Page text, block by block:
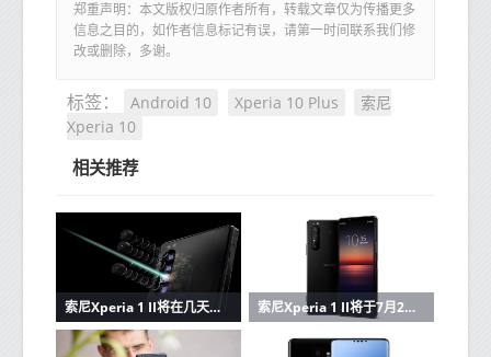
郑重声明：本文版权归原作者所有，转载文章仅为传播更多
信息之目的，如作者信息标记有误，请第一时间联系我们修
改或删除，多谢。
标签： Android 10 Xperia 10 Plus
索尼
Xperia 10
相关推荐
索尼Xperia 1 II将在几天内进入欧洲市场 索尼Xperia 1 II将于7月24日在美国上市